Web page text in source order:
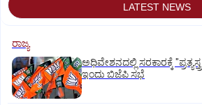
LATEST NEWS
ರಾಜ್ಯ
ಅಧಿವೇಶನದಲ್ಲಿ ಸರಕಾರಕ್ಕೆ
ಇಂದು ಬಿಜೆಪಿ ಸಭೆ